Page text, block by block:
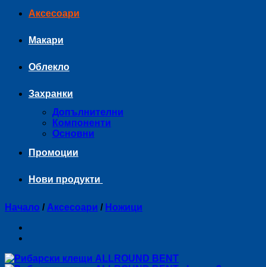
Аксесоари
Макари
Облекло
Захранки
Допълнителни
Компоненти
Основни
Промоции
Нови продукти
Начало / Аксесоари / Ножици